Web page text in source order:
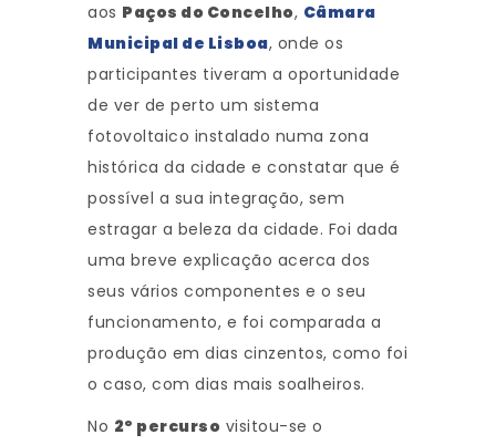
aos Paços do Concelho, Câmara
Municipal de Lisboa, onde os
participantes tiveram a oportunidade
de ver de perto um sistema
fotovoltaico instalado numa zona
histórica da cidade e constatar que é
possível a sua integração, sem
estragar a beleza da cidade. Foi dada
uma breve explicação acerca dos
seus vários componentes e o seu
funcionamento, e foi comparada a
produção em dias cinzentos, como foi
o caso, com dias mais soalheiros.
No 2º percurso visitou-se o